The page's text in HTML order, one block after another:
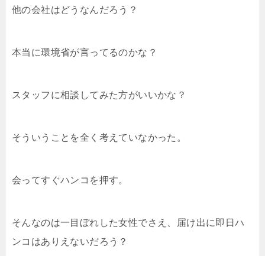
他の会社はどうなんだろう？
本当に環境省が言ってるのかな？
スタッフに相談してみた方がいいかな？
そういうことを全く考えていなかった。
会ってすぐハンコを押す。
そんなのは一目ぼれした女性でさえ、届け出に即日ハ
ンコはありえないだろう？